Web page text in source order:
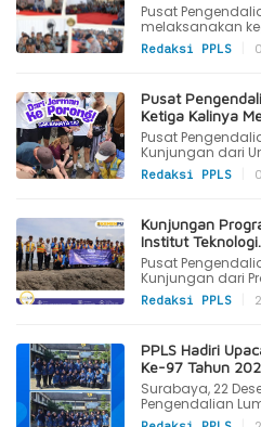
Pusat
melaksanakan
Redaksi PPLS
Pusat
Ketiga Kalinya
Pusat
Kunjungan dari
Redaksi PPLS
Kunjungan
Institut
Pusat
Kunjungan dari
Redaksi PPLS
PPLS Hadiri
Ke-97 Tahun
Surabaya, 22
Pengendalian